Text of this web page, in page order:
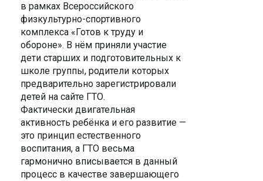
в рамках Всероссийского
физкультурно-спортивного
комплекса «Готов к труду и
обороне». В нём приняли участие
дети старших и подготовительных к
школе группы, родители которых
предварительно зарегистрировали
детей на сайте ГТО.
Фактически двигательная
активность ребёнка и его развитие —
это принцип естественного
воспитания, а ГТО весьма
гармонично вписывается в данный
процесс в качестве завершающего